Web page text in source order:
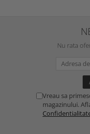
Nu rata
Vreau sa
magazinului.